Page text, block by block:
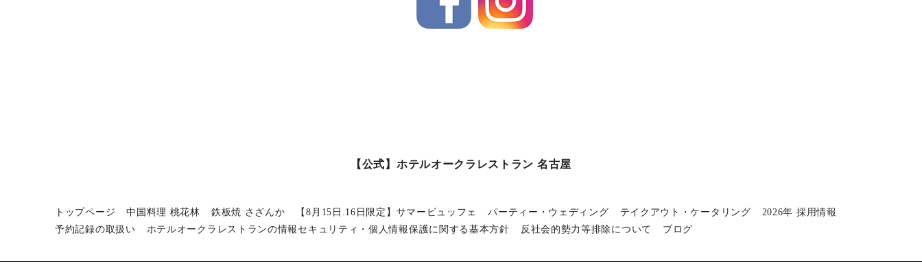
【公式】ホテルオークラレストラン 名古屋
トップページ 中国料理 桃花林 鉄板焼 さざんか 【8月15日.16日限定】サマービュッフェ パーティー・ウェディング テイクアウト・ケータリング
2026年 採用情報
予約記録の取扱い
ホテルオークラレストランの情報セキュリティ・個人情報保護に関する基本方針 反社会的勢力等排除について ブログ